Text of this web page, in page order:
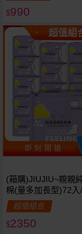
$990
超值組
即 刻 開 搶
(箱購)JIUJIU~親親
棉(量多加長型)72
超值組合
$2350